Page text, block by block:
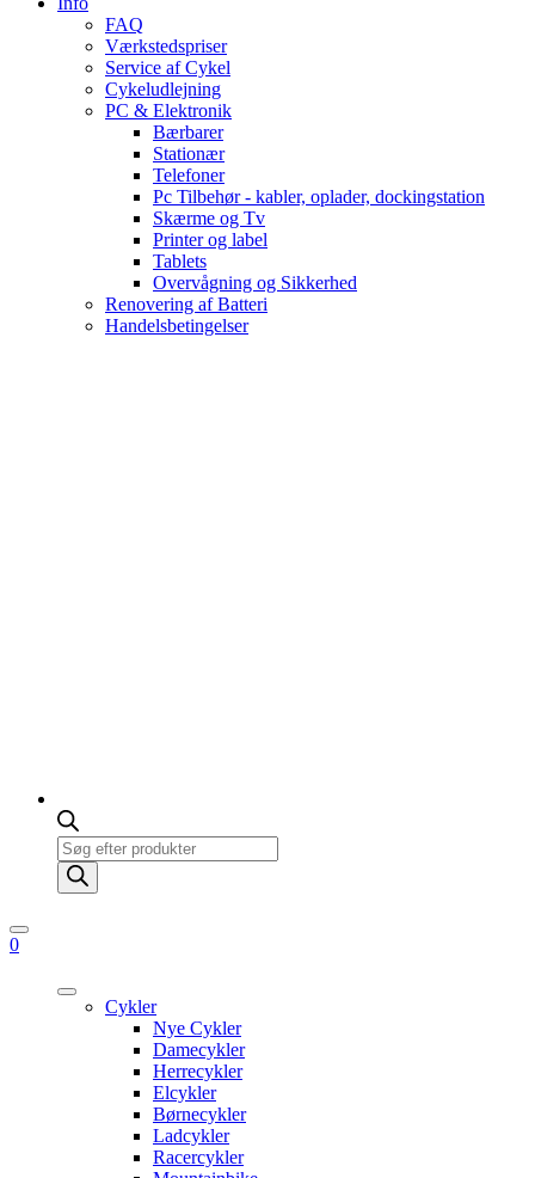
FAQ
Værkstedspriser
Service af Cykel
Cykeludlejning
PC & Elektronik
Bærbarer
Stationær
Telefoner
Pc Tilbehør - kabler, oplader, dockingstation
Skærme og Tv
Printer og label
Tablets
Overvågning og Sikkerhed
Renovering af Batteri
Handelsbetingelser
Products
search
0
Cykler
Nye Cykler
Damecykler
Herrecykler
Elcykler
Børnecykler
Ladcykler
Racercykler